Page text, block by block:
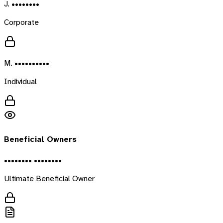
J. ••••••••
Corporate
M. ••••••••••
Individual
Beneficial Owners
•••••••• ••••••••
Ultimate Beneficial Owner